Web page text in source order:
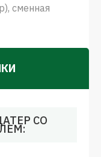
сменная
СО